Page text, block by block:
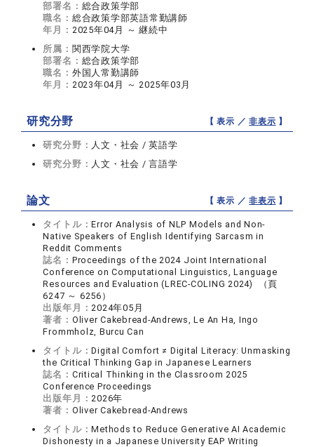
部署名： 総合政策学部
職名： 総合政策学部英語常勤講師
年月： 2025年04月 ～ 継続中
所属： 関西学院大学
部署名： 総合政策学部
職名： 外国人常勤講師
年月： 2023年04月 ～ 2025年03月
研究分野 【 表示 ／非表示 】
研究分野： 人文・社会 / 英語学
研究分野： 人文・社会 / 言語学
論文 【 表示 ／非表示 】
タイトル：Error Analysis of NLP Models and Non-
Native Speakers of English Identifying Sarcasm in
Reddit Comments
誌名： Proceedings of the 2024 Joint International
Conference on Computational Linguistics, Language
Resources and Evaluation (LREC-COLING 2024) （頁
6247 ～ 6256）
出版年月：2024年05月
著者： Oliver Cakebread-Andrews, Le An Ha, Ingo
Frommholz, Burcu Can
タイトル：Digital Comfort ≠ Digital Literacy: Unmasking
the Critical Thinking Gap in Japanese Learners
誌名： Critical Thinking in the Classroom 2025
Conference Proceedings
出版年月：2026年
著者： Oliver Cakebread-Andrews
タイトル：Methods to Reduce Generative AI Academic
Dishonesty in a Japanese University EAP Writing